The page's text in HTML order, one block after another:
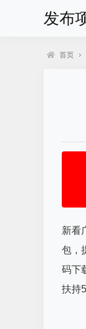
发布
首页 ›
新看
包，
码下
扶持